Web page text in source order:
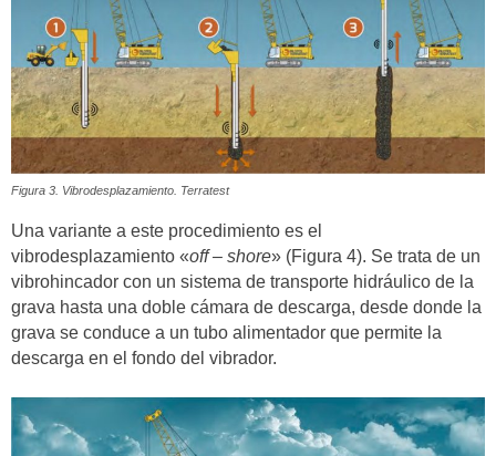
Figura 3. Vibrodesplazamiento. Terratest
Una variante a este procedimiento es el
vibrodesplazamiento «off – shore» (Figura 4). Se trata de un
vibrohincador con un sistema de transporte hidráulico de la
grava hasta una doble cámara de descarga, desde donde la
grava se conduce a un tubo alimentador que permite la
descarga en el fondo del vibrador.